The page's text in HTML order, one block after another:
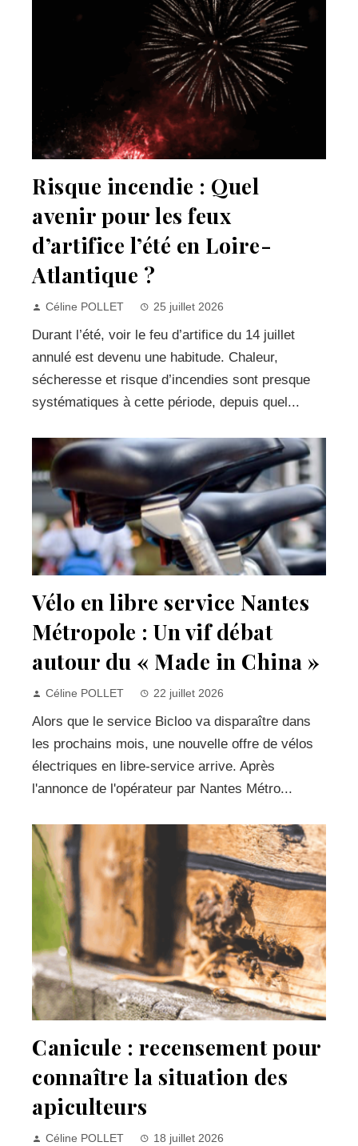
Risque incendie : Quel
avenir pour les feux
d’artifice l’été en Loire-
Atlantique ?
Céline POLLET 25 juillet 2026
Durant l’été, voir le feu d’artifice du 14 juillet
annulé est devenu une habitude. Chaleur,
sécheresse et risque d’incendies sont presque
systématiques à cette période, depuis quel...
Vélo en libre service Nantes
Métropole : Un vif débat
autour du « Made in China »
Céline POLLET 22 juillet 2026
Alors que le service Bicloo va disparaître dans
les prochains mois, une nouvelle offre de vélos
électriques en libre-service arrive. Après
l'annonce de l'opérateur par Nantes Métro...
Canicule : recensement pour
connaître la situation des
apiculteurs
Céline POLLET 18 juillet 2026